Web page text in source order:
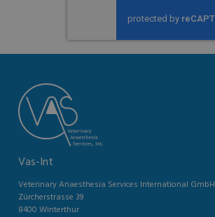
Vas-Int
Veterinary Anaesthesia Services International GmbH
Zürcherstrasse 39
8400 Winterthur